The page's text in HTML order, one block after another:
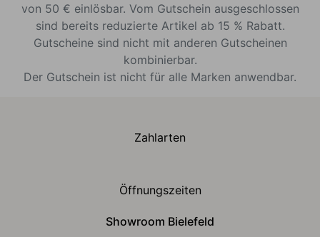
von 50 € einlösbar. Vom Gutschein ausgeschlossen
sind bereits reduzierte Artikel ab 15 % Rabatt.
Gutscheine sind nicht mit anderen Gutscheinen
kombinierbar.
Der Gutschein ist nicht für alle Marken anwendbar.
Zahlarten
Öffnungszeiten
Showroom Bielefeld